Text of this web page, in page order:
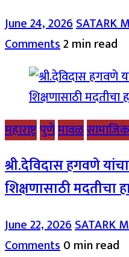
June 24, 2026SATARK
Comments2 min read
महाराष्ट्रपुणेमावळसामाजिक
श्री.देविदास हगवणे यांचा
शिक्षणासाठी मदतीचा
June 22, 2026SATARK
Comments0 min read